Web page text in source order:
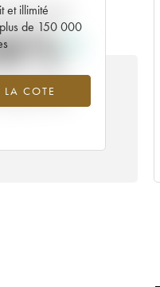
et illimité
de 150 000
LA COTE
de la cote
du millésime
à 2025